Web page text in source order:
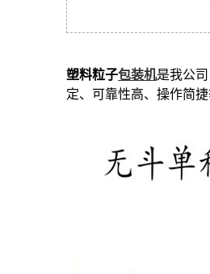
塑料粒子包装机是我公
定、可靠性高、操作简